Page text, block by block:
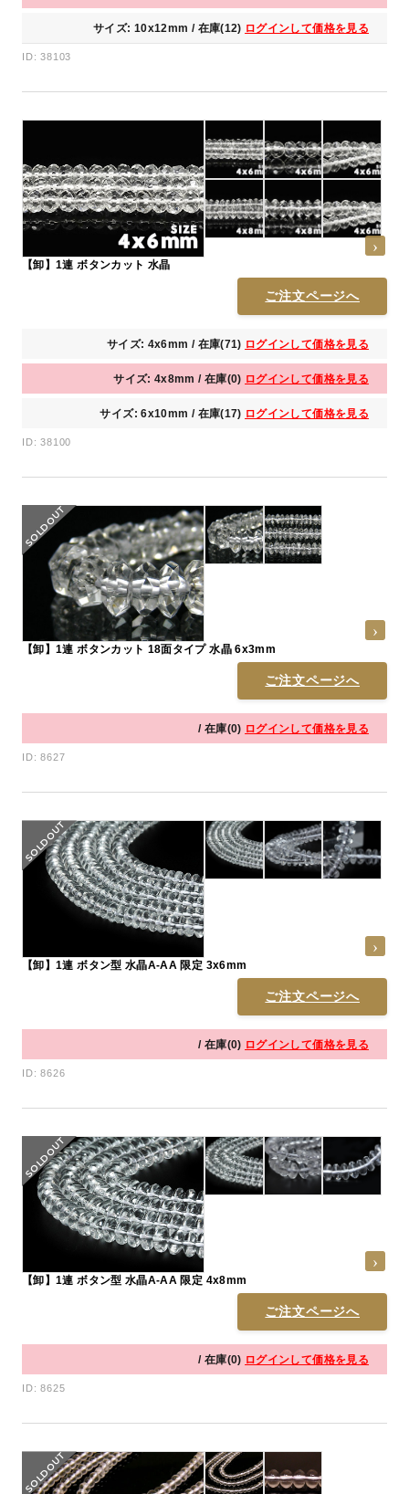
サイズ: 10x12mm / 在庫(12) ログインして価格を見る
ID: 38103
【卸】1連 ボタンカット 水晶
ご注文ページへ
サイズ: 4x6mm / 在庫(71) ログインして価格を見る
サイズ: 4x8mm / 在庫(0) ログインして価格を見る
サイズ: 6x10mm / 在庫(17) ログインして価格を見る
ID: 38100
【卸】1連 ボタンカット 18面タイプ 水晶 6x3mm
ご注文ページへ
/ 在庫(0) ログインして価格を見る
ID: 8627
【卸】1連 ボタン型 水晶A-AA 限定 3x6mm
ご注文ページへ
/ 在庫(0) ログインして価格を見る
ID: 8626
【卸】1連 ボタン型 水晶A-AA 限定 4x8mm
ご注文ページへ
/ 在庫(0) ログインして価格を見る
ID: 8625